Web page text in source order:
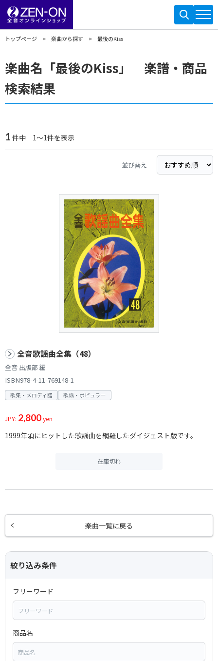
トップページ 楽曲から探す 最後のKiss
楽曲名「最後のKiss」 楽譜・商品
検索結果
1 件中 1～1件を表示
並び替え
全音歌謡曲全集（48）
全音 出版部 編
ISBN978-4-11-769148-1
歌集・メロディ譜 歌謡・ポピュラー
JPY: 2,800yen
1999年頃にヒットした歌謡曲を網羅したダイジェスト版です。
在庫切れ
楽曲一覧に戻る
絞り込み条件
フリーワード
商品名